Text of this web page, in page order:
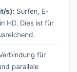
s): Surfen, E-
HD. Dies ist für
für
parallele